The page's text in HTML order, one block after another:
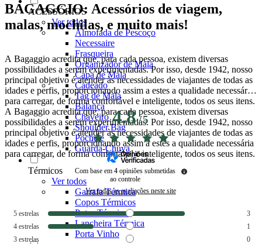
ACESSÓRIOS
Ver todos
Almofada de Pescoço
Necessaire
Frasqueira
Organizador de Mala
Capa de Mala
Cadeado
Tag de Mala
Balança
Chaveiro
Shoulder Bag
Pochete
Guarda-Chuva
Térmicos
Ver todos
Garrafa Térmica
Copos Térmicos
Potes Térmicos
Lancheira Térmica
Porta Vinho
BAGAGGIO: Acessórios de viagem,
malas, mochilas, e muito mais!
A Bagaggio acredita que, para cada pessoa, existem diversas
possibilidades a serem experimentadas. Por isso, desde 1942, nosso
principal objetivo é atender às necessidades de viajantes de todas as
idades e perfis, proporcionando assim a estes a qualidade necessária
para carregar, de forma confortável e inteligente, todos os seus itens.
A Bagaggio acredita que, para cada pessoa, existem diversas
possibilidades a serem experimentadas. Por isso, desde 1942, nosso
principal objetivo é atender às necessidades de viajantes de todas as
idades e perfis, proporcionando assim a estes a qualidade necessária
para carregar, de forma confortável e inteligente, todos os seus itens.
4.8/5
Com base em4 opiniões submetidas
ao controle
Ver todas as avaliações neste site
5 estrelas
3
4 estrelas
1
3 estrelas
0